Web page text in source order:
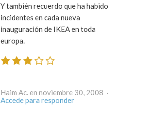
Y también recuerdo que ha habido
incidentes en cada nueva
inauguración de IKEA en toda
europa.
Haim Ac. en noviembre 30, 2008 ·
Accede para responder